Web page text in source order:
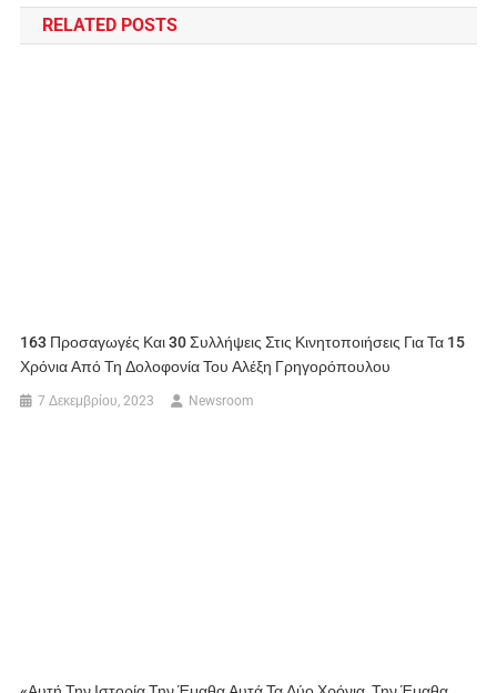
RELATED POSTS
163 Προσαγωγές Και 30 Συλλήψεις Στις Κινητοποιήσεις Για Τα 15
Χρόνια Από Τη Δολοφονία Του Αλέξη Γρηγορόπουλου
7 Δεκεμβρίου, 2023 Newsroom